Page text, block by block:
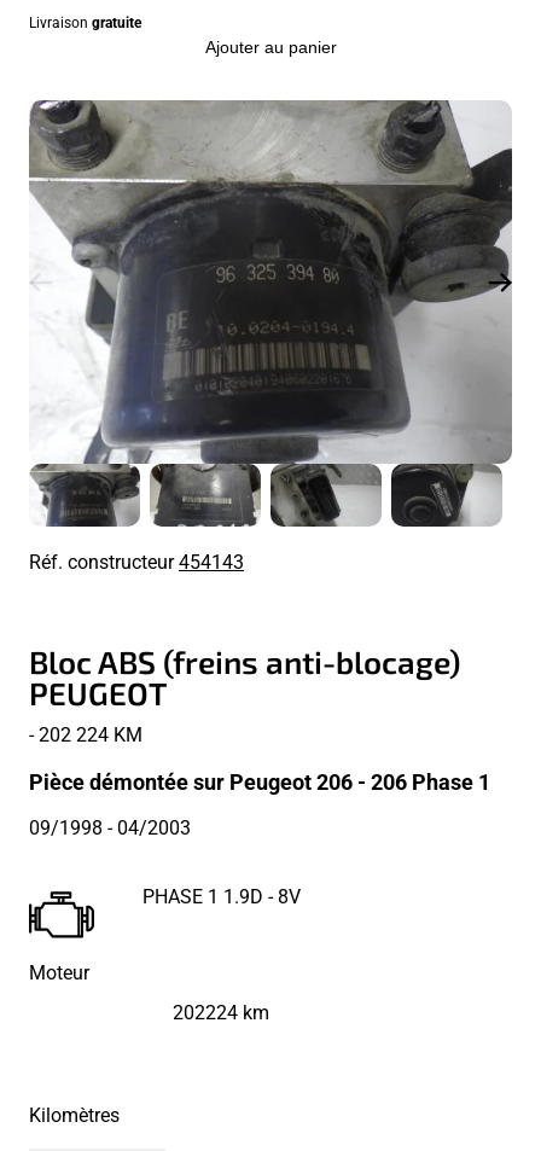
Livraison gratuite
Ajouter au panier
Réf. constructeur454143
Bloc ABS (freins anti-blocage)
PEUGEOT
- 202 224 KM
Pièce démontée sur Peugeot 206 - 206 Phase 1
09/1998- 04/2003
Moteur
PHASE 1 1.9D - 8V
Kilomètres
202224 km